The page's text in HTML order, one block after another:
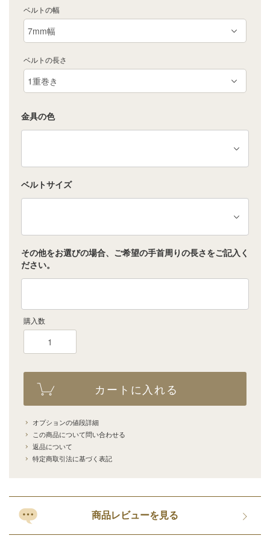
ベルトの幅
ベルトの長さ
金具の色
ベルトサイズ
その他をお選びの場合、ご希望の手首周りの長さをご記入く
ださい。
購入数
カートに入れる
オプションの値段詳細
この商品について問い合わせる
返品について
特定商取引法に基づく表記
商品レビューを見る